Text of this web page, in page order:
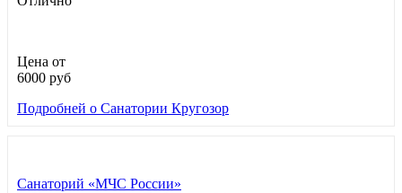
Цена от
6000 руб
Подробней о Санатории Кругозор
Санаторий «МЧС России»